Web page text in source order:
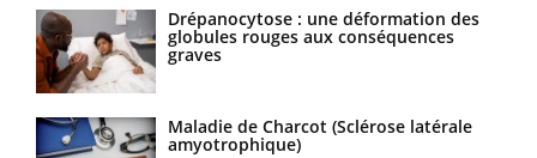
Drépanocytose : une déformation des
globules rouges aux conséquences
graves
Maladie de Charcot (Sclérose latérale
amyotrophique)